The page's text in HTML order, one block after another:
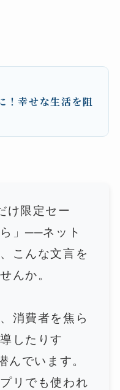
！幸せな生活を阻
け限定セー
」──ネット
こんな文言を
んか。
消費者を焦ら
したりす
んでいます。
リでも使われ